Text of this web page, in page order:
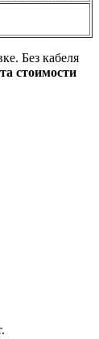
Без кабеля
стоимости